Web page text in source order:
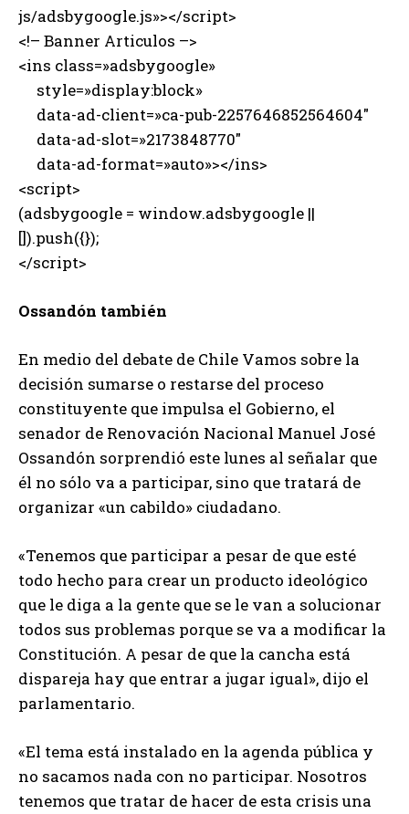
js/adsbygoogle.js»></script>
<!– Banner Articulos –>
<ins class=»adsbygoogle»
style=»display:block»
data-ad-client=»ca-pub-2257646852564604″
data-ad-slot=»2173848770″
data-ad-format=»auto»></ins>
<script>
(adsbygoogle = window.adsbygoogle ||
[]).push({});
</script>
Ossandón también
En medio del debate de Chile Vamos sobre la
decisión sumarse o restarse del proceso
constituyente que impulsa el Gobierno, el
senador de Renovación Nacional Manuel José
Ossandón sorprendió este lunes al señalar que
él no sólo va a participar, sino que tratará de
organizar «un cabildo» ciudadano.
«Tenemos que participar a pesar de que esté
todo hecho para crear un producto ideológico
que le diga a la gente que se le van a solucionar
todos sus problemas porque se va a modificar la
Constitución. A pesar de que la cancha está
dispareja hay que entrar a jugar igual», dijo el
parlamentario.
«El tema está instalado en la agenda pública y
no sacamos nada con no participar. Nosotros
tenemos que tratar de hacer de esta crisis una